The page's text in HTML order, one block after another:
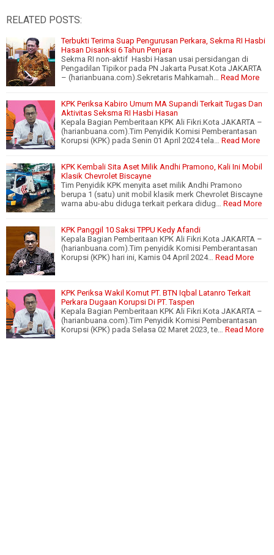
RELATED POSTS:
Terbukti Terima Suap Pengurusan Perkara, Sekma RI Hasbi
Hasan Disanksi 6 Tahun Penjara
Sekma RI non-aktif Hasbi Hasan usai persidangan di
Pengadilan Tipikor pada PN Jakarta Pusat.Kota JAKARTA
– (harianbuana.com).Sekretaris Mahkamah… Read More
KPK Periksa Kabiro Umum MA Supandi Terkait Tugas Dan
Aktivitas Seksma RI Hasbi Hasan
Kepala Bagian Pemberitaan KPK Ali Fikri.Kota JAKARTA –
(harianbuana.com).Tim Penyidik Komisi Pemberantasan
Korupsi (KPK) pada Senin 01 April 2024 tela… Read More
KPK Kembali Sita Aset Milik Andhi Pramono, Kali Ini Mobil
Klasik Chevrolet Biscayne
Tim Penyidik KPK menyita aset milik Andhi Pramono
berupa 1 (satu) unit mobil klasik merk Chevrolet Biscayne
warna abu-abu diduga terkait perkara didug… Read More
KPK Panggil 10 Saksi TPPU Kedy Afandi
Kepala Bagian Pemberitaan KPK Ali Fikri.Kota JAKARTA –
(harianbuana.com).Tim penyidik Komisi Pemberantasan
Korupsi (KPK) hari ini, Kamis 04 April 2024… Read More
KPK Periksa Wakil Komut PT. BTN Iqbal Latanro Terkait
Perkara Dugaan Korupsi Di PT. Taspen
Kepala Bagian Pemberitaan KPK Ali Fikri.Kota JAKARTA –
(harianbuana.com).Tim Penyidik Komisi Pemberantasan
Korupsi (KPK) pada Selasa 02 Maret 2023, te… Read More